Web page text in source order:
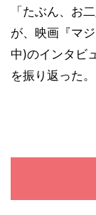
「たぶん、お
が、映画『マ
中)のインタビ
を振り返った。